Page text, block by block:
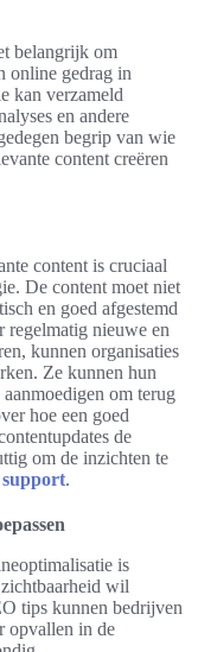
belangrijk om
online gedrag in
kan verzameld
en andere
begrip van wie
content creëren
content is cruciaal
De content moet niet
en goed afgestemd
regelmatig nieuwe en
kunnen organisaties
Ze kunnen hun
om terug
hoe een goed
de
om de inzichten te
support.
is
wil
tips kunnen bedrijven
opvallen in de